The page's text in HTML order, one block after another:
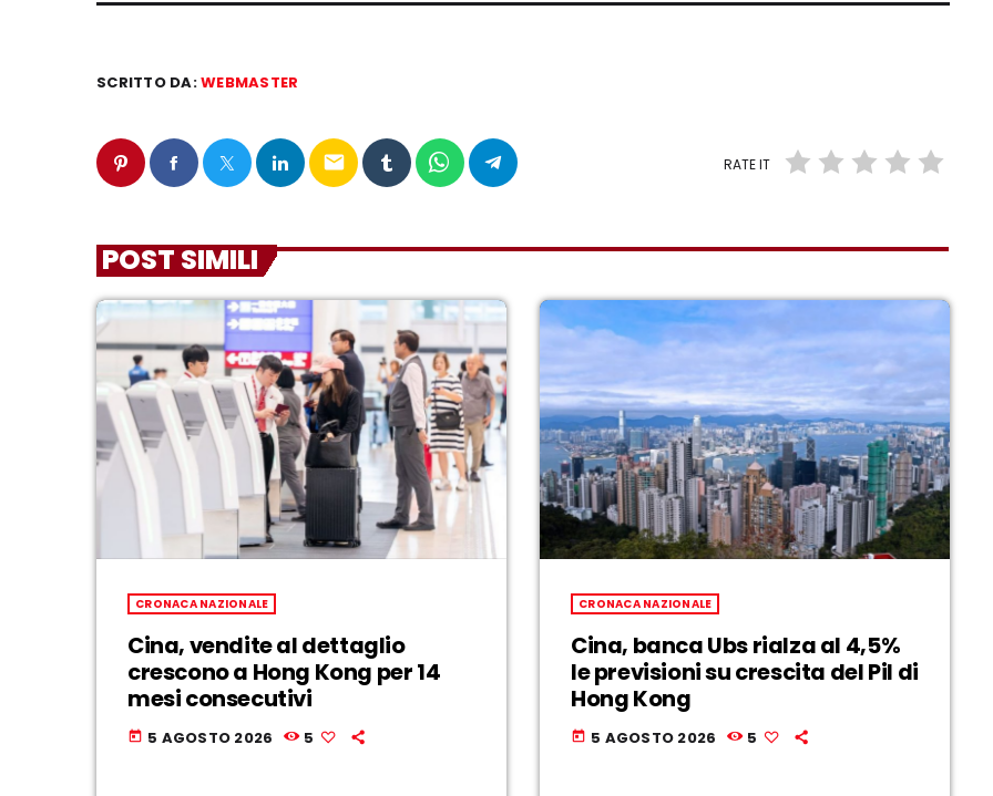
SCRITTO DA:WEBMASTER
email RATE IT
POST SIMILI
CRONACA NAZIONALE
Cina, vendite al dettaglio
crescono a Hong Kong per 14
mesi consecutivi
today 5 AGOSTO 2026 5
CRONACA NAZIONALE
Cina, banca Ubs rialza al 4,5%
le previsioni su crescita del Pil di
Hong Kong
today 5 AGOSTO 2026 5